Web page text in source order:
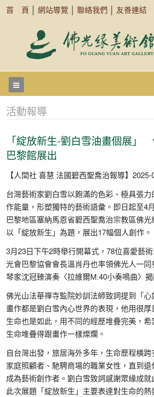
首 頁 網站導覽 聯絡我們 友善連結
活動報導
「綻放新生-劉白雪油畫個展」
巴黎館展出
【人間社 喜慧 法國碧西聖喬治報導】2025-
台灣藝術家劉白雪以飽滿的色彩、極具張
作能量，形塑獨特的藝術語彙。即日起至4
巴黎地區塞納馬恩省碧西聖喬治宗教區佛光
以「綻放新生」為題，展出17幅個人創作。
3月23日下午2時舉行開幕式，78位喜愛藝
光會巴黎協會會長溫肖丹也率領佛光人一
琴家沈冠臻演奏〈拉維爾M.40小奏鳴曲〉揭
佛光山法華禪寺監院妙訓法師致詞提到「
畫作都是劉白雪內心世界的表現，他用很厚
生命也是如此，用不同的經歷堆疊完美，
生命堆疊得跟畫作一樣燦爛。
自台灣出發，旅居海外多年，生命歷程橫
家庭照顧者、馳騁商場的職業女性，直到退
成為藝術創作者。劉白雪致詞感謝眾緣成
此次展題「綻放新生」主要表達對生命的